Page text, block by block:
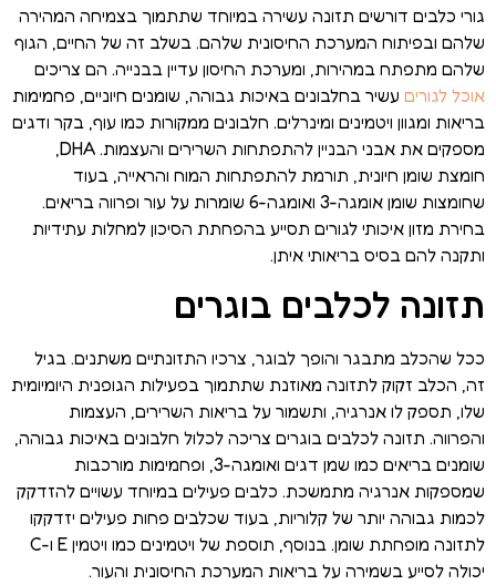
גורי כלבים דורשים תזונה עשירה במיוחד שתתמוך בצמיחה המהירה
שלהם ובפיתוח המערכת החיסונית שלהם. בשלב זה של החיים, הגוף
שלהם מתפתח במהירות, ומערכת החיסון עדיין בבנייה. הם צריכים
אוכל לגורים עשיר בחלבונים באיכות גבוהה, שומנים חיוניים, פחמימות
בריאות ומגוון ויטמינים ומינרלים. חלבונים ממקורות כמו עוף, בקר ודגים
מספקים את אבני הבניין להתפתחות השרירים והעצמות. DHA,
חומצת שומן חיונית, תורמת להתפתחות המוח והראייה, בעוד
שחומצות שומן אומגה-3 ואומגה-6 שומרות על עור ופרווה בריאים.
בחירת מזון איכותי לגורים תסייע בהפחתת הסיכון למחלות עתידיות
ותקנה להם בסיס בריאותי איתן.
תזונה לכלבים בוגרים
ככל שהכלב מתבגר והופך לבוגר, צרכיו התזונתיים משתנים. בגיל
זה, הכלב זקוק לתזונה מאוזנת שתתמוך בפעילות הגופנית היומיומית
שלו, תספק לו אנרגיה, ותשמור על בריאות השרירים, העצמות
והפרווה. תזונה לכלבים בוגרים צריכה לכלול חלבונים באיכות גבוהה,
שומנים בריאים כמו שמן דגים ואומגה-3, ופחמימות מורכבות
שמספקות אנרגיה מתמשכת. כלבים פעילים במיוחד עשויים להזדקק
לכמות גבוהה יותר של קלוריות, בעוד שכלבים פחות פעילים יזדקקו
לתזונה מופחתת שומן. בנוסף, תוספת של ויטמינים כמו ויטמין E ו-C
יכולה לסייע בשמירה על בריאות המערכת החיסונית והעור.